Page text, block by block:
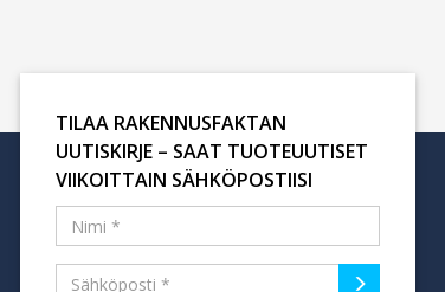
TILAA RAKENNUSFAKTAN
UUTISKIRJE – SAAT TUOTEUUTISET
VIIKOITTAIN SÄHKÖPOSTIISI